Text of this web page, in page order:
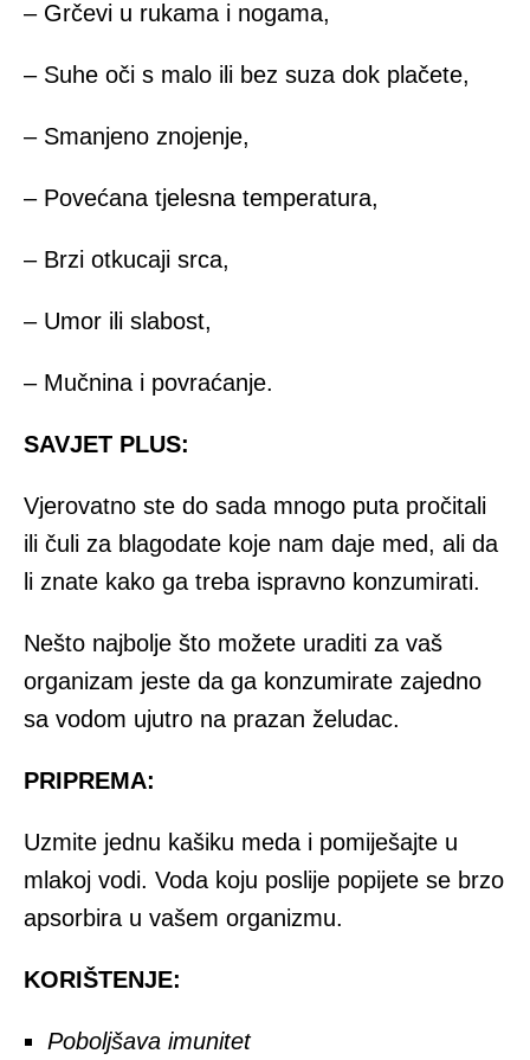
– Grčevi u rukama i nogama,
– Suhe oči s malo ili bez suza dok plačete,
– Smanjeno znojenje,
– Povećana tjelesna temperatura,
– Brzi otkucaji srca,
– Umor ili slabost,
– Mučnina i povraćanje.
SAVJET PLUS:
Vjerovatno ste do sada mnogo puta pročitali
ili čuli za blagodate koje nam daje med, ali da
li znate kako ga treba ispravno konzumirati.
Nešto najbolje što možete uraditi za vaš
organizam jeste da ga konzumirate zajedno
sa vodom ujutro na prazan želudac.
PRIPREMA:
Uzmite jednu kašiku meda i pomiješajte u
mlakoj vodi. Voda koju poslije popijete se brzo
apsorbira u vašem organizmu.
KORIŠTENJE:
Poboljšava imunitet